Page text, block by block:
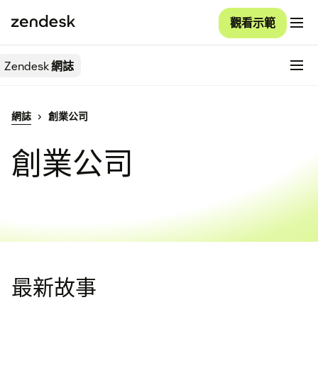
觀看示範
Zendesk網誌
網誌 創業公司
創業公司
最新故事